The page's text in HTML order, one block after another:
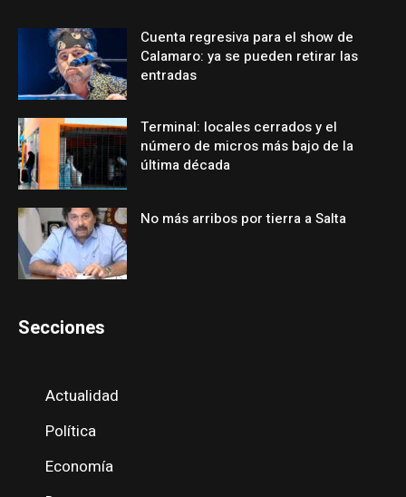
Cuenta regresiva para el show de
Calamaro: ya se pueden retirar las
entradas
Terminal: locales cerrados y el
número de micros más bajo de la
última década
No más arribos por tierra a Salta
Secciones
Actualidad
Política
Economía